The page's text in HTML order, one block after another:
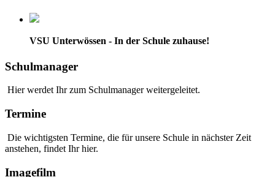
VSU Unterwössen - In der Schule zuhause!
Schulmanager
Hier werdet Ihr zum Schulmanager weitergeleitet.
Termine
Die wichtigsten Termine, die für unsere Schule in nächster Zeit
anstehen, findet Ihr hier.
Imagefilm